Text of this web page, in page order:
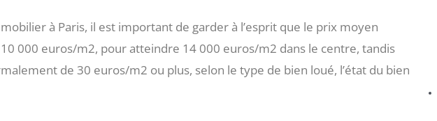
à Paris, il est important de garder à l’esprit que le prix moyen
000 euros/m2, pour atteindre 14 000 euros/m2 dans le centre, tandis
de 30 euros/m2 ou plus, selon le type de bien loué, l’état du bien